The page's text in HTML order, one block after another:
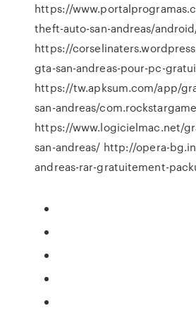
https://
theft-auto-san-andreas/
https://
gta-san-andreas-pour-pc-
https://tw.apksum.com/app/
san-andreas/
https://www.logicielmac.net/
san-andreas/ http://opera-
andreas-rar-gratuitement-